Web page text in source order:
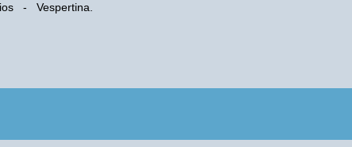
- Vespertina.